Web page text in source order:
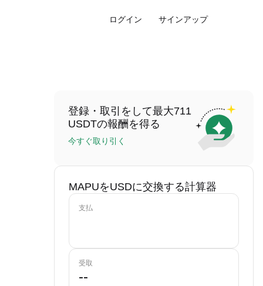
ログイン サインアップ
登録・取引をして最大711
USDTの報酬を得る
今すぐ取り引く
MAPUをUSDに交換する計算器
支払
受取